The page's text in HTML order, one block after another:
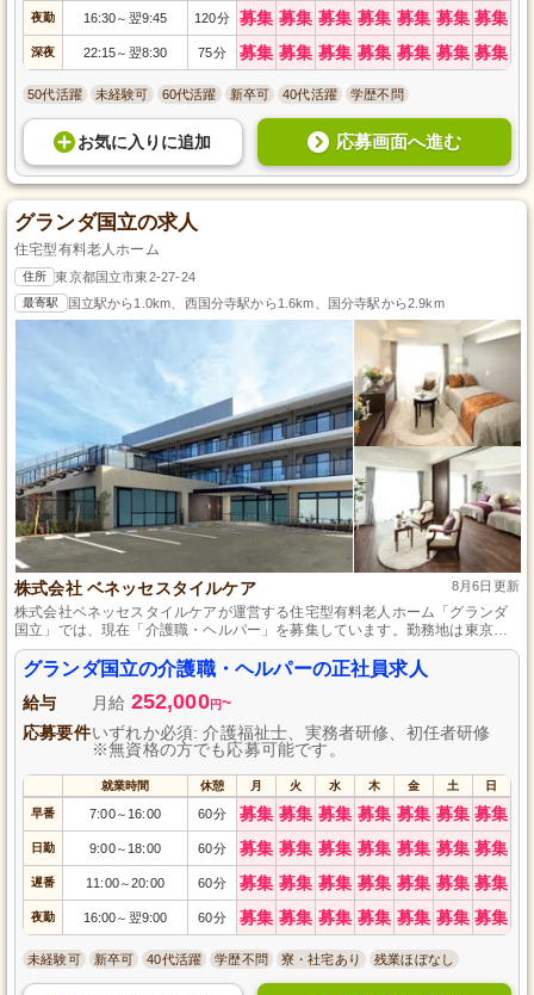
夜勤 16:30～ 翌9:45 120分 募集 募集 募集 募集 募集 募集 募集
深夜 22:15～ 翌8:30 75分 募集 募集 募集 募集 募集 募集 募集
50代活躍 未経験可 60代活躍 新卒可 40代活躍 学歴不問
お気に入り に追加 応募画面へ進む
グランダ国立の求人
住宅型有料老人ホーム
住所 東京都国立市東2-27-24
最寄駅 国立駅から1.0km、西国分寺駅から1.6km、国分寺駅から2.9km
株式会社 ベネッセスタイルケア 8月6日更新
株式会社ベネッセスタイルケアが運営する住宅型有料老人ホーム「グランダ
国立」では、現在「介護職・ヘルパー」を募集しています。勤務地は東京都
国立市で、自然豊かな環境の中、利用者様に寄り添いながら、安心して生活
できるサポートを提供できます。65歳未満の方で、介護に情熱を持ち、多く
の方々の笑顔を引き出す自信がある方のご応募をお待ちしております。正社
員として、安定した環境で共に働きませんか？
グランダ国立の介護職・ヘルパーの正社員求人
給与 月給 252,000円~
応募要件いずれか必須: 介護福祉士、実務者研修、初任者研修
※無資格の方でも応募可能です。
就業時間 休憩 月 火 水 木 金 土 日
早番 7:00～ 16:00 60分 募集 募集 募集 募集 募集 募集 募集
日勤 9:00～ 18:00 60分 募集 募集 募集 募集 募集 募集 募集
遅番 11:00～20:00 60分 募集 募集 募集 募集 募集 募集 募集
夜勤 16:00～ 翌9:00 60分 募集 募集 募集 募集 募集 募集 募集
未経験可 新卒可 40代活躍 学歴不問 寮・社宅あり 残業ほぼなし